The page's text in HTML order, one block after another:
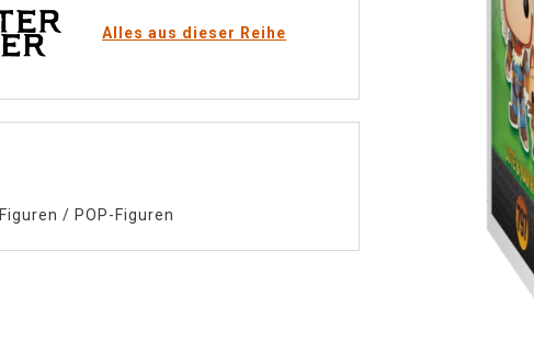
Alles aus dieser Reihe
Figuren / POP-Figuren